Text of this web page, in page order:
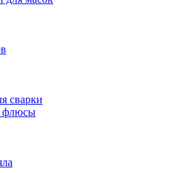
сварки
флюсы